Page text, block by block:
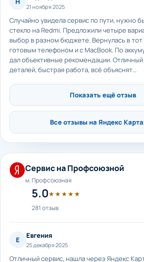
21 ноября 2025
Случайно увидела сервис по пути, нужно
стекло на Redmi. Предложили четыре
выбор в разном бюджете. Вернулась в
готовым телефоном и с MacBook. По
дал объективные рекомендации. Отличный
деталей, быстрая работа, всё объяснят…
Показать ещё отзыв
Все отзывы на Яндекс
Сервис на Профсоюзной
м. Профсоюзная
5.0★★★★★
281 отзыв
Е Евгения
25 декабря 2025
Отличный сервис, нашла через Яндекс